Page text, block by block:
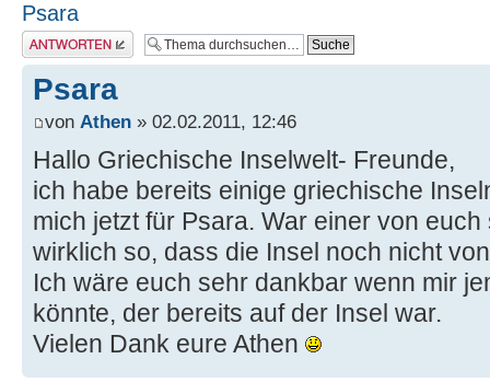
Psara
Antwort erstellen
Psara
von Athen » 02.02.2011, 12:46
Hallo Griechische Inselwelt- Freunde,
ich habe bereits einige griechische
mich jetzt für Psara. War einer von
wirklich so, dass die Insel noch nicht
Ich wäre euch sehr dankbar wenn mir
könnte, der bereits auf der Insel war.
Vielen Dank eure Athen